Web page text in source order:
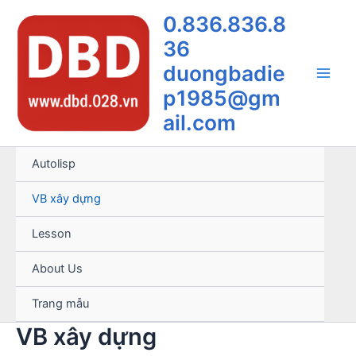
0.836.836.8
36
duongbadie
p1985@gm
ail.com
Autolisp
VB xây dựng
Lesson
About Us
Trang mẫu
VB xây dựng